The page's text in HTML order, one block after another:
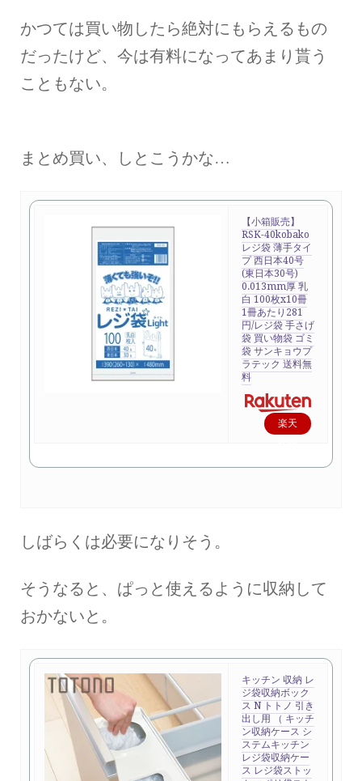
かつては買い物したら絶対にもらえるもの
だったけど、今は有料になってあまり貰う
こともない。
まとめ買い、しとこうかな…
【小箱販売】
RSK-40kobako
レジ袋 薄手タイ
プ 西日本40号
(東日本30号)
0.013mm厚 乳
白 100枚x10冊
1冊あたり281
円/レジ袋 手さげ
袋 買い物袋 ゴミ
袋 サンキョウプ
ラテック 送料無
料
楽天
入
しばらくは必要になりそう。
そうなると、ぱっと使えるように収納して
おかないと。
キッチン 収納 レ
ジ袋収納ボック
ス N トトノ 引き
出し用 （ キッチ
ン収納ケース シ
ステムキッチン
レジ袋収納ケー
ス レジ袋ストッ